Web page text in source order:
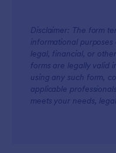
Disclaimer: The form
informational
legal, financial, or
forms are legally valid
using any such form,
applicable
meets your needs,